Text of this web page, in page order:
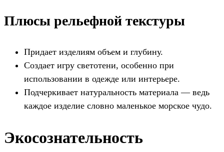
Плюсы рельефной текстуры
Придает изделиям объем и глубину.
Создает игру светотени, особенно при
использовании в одежде или интерьере.
Подчеркивает натуральность материала — ведь
каждое изделие словно маленькое морское чудо.
Экосознательность